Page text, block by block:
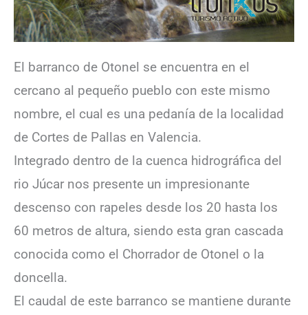
El barranco de Otonel se encuentra en el
cercano al pequeño pueblo con este mismo
nombre, el cual es una pedanía de la localidad
de Cortes de Pallas en Valencia.
Integrado dentro de la cuenca hidrográfica del
rio Júcar nos presente un impresionante
descenso con rapeles desde los 20 hasta los
60 metros de altura, siendo esta gran cascada
conocida como el Chorrador de Otonel o la
doncella.
El caudal de este barranco se mantiene durante